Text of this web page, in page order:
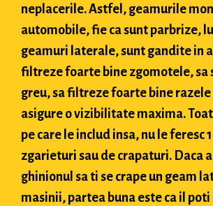
neplacerile. Astfel, geamurile
automobile, fie ca sunt parbrize,
geamuri laterale, sunt gandite in
filtreze foarte bine zgomotele, sa
greu, sa filtreze foarte bine razele
asigure o vizibilitate maxima.
pe care le includ insa, nu le feresc
zgarieturi sau de crapaturi. Daca
ghinionul sa ti se crape un geam
masinii, partea buna este ca il poti